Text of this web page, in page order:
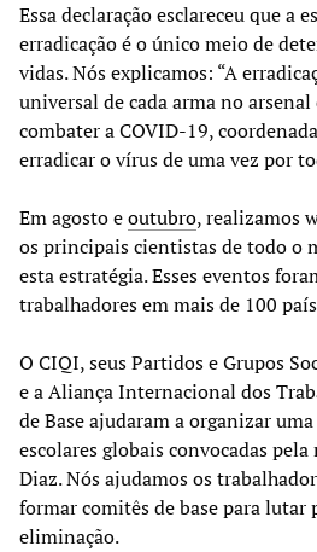
Essa declaração esclareceu que a
erradicação é o único meio de
vidas. Nós explicamos: “A
universal de cada arma no
combater a COVID-19,
erradicar o vírus de uma vez por
Em agosto eoutubro, realizamos
os principais cientistas de todo o
esta estratégia. Esses eventos
trabalhadores em mais de 100
O CIQI, seus Partidos e Grupos
e a Aliança Internacional dos
de Base ajudaram a organizar
escolares globais convocadas
Diaz. Nós ajudamos os
formar comitês de base para lutar
eliminação.